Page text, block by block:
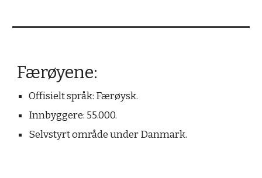
Færøyene:
Offisielt språk: Færøysk.
Innbyggere: 55.000.
Selvstyrt område under Danmark.